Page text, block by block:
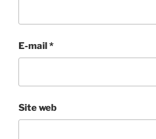
E-mail*
Site web